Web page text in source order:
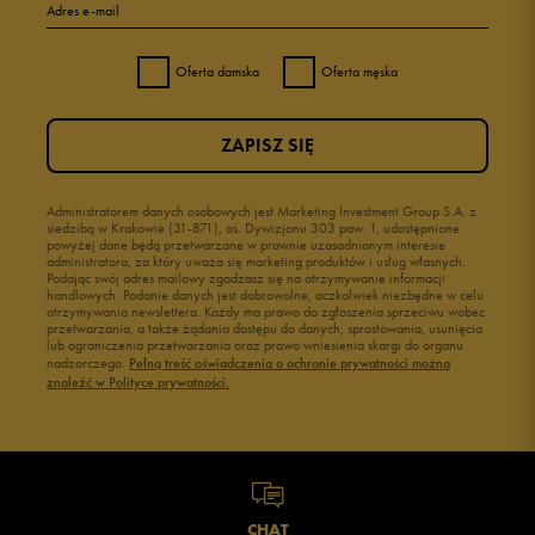
Adres e-mail
Oferta damska Oferta męska
Administratorem danych osobowych jest Marketing Investment Group S.A. z
siedzibą w Krakowie (31-871), os. Dywizjonu 303 paw. 1, udostępnione
powyżej dane będą przetwarzane w prawnie uzasadnionym interesie
administratora, za który uważa się marketing produktów i usług własnych.
Podając swój adres mailowy zgadzasz się na otrzymywanie informacji
handlowych. Podanie danych jest dobrowolne, aczkolwiek niezbędne w celu
otrzymywania newslettera. Każdy ma prawo do zgłoszenia sprzeciwu wobec
przetwarzania, a także żądania dostępu do danych, sprostowania, usunięcia
lub ograniczenia przetwarzania oraz prawo wniesienia skargi do organu
nadzorczego. Pełną treść oświadczenia o ochronie prywatności można
znaleźć w Polityce prywatności.
ZAPISZ SIĘ
CHAT